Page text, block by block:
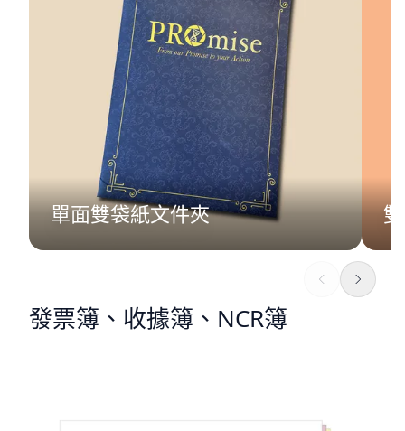
單面雙袋紙文件夾
發票簿、收據簿、NCR簿